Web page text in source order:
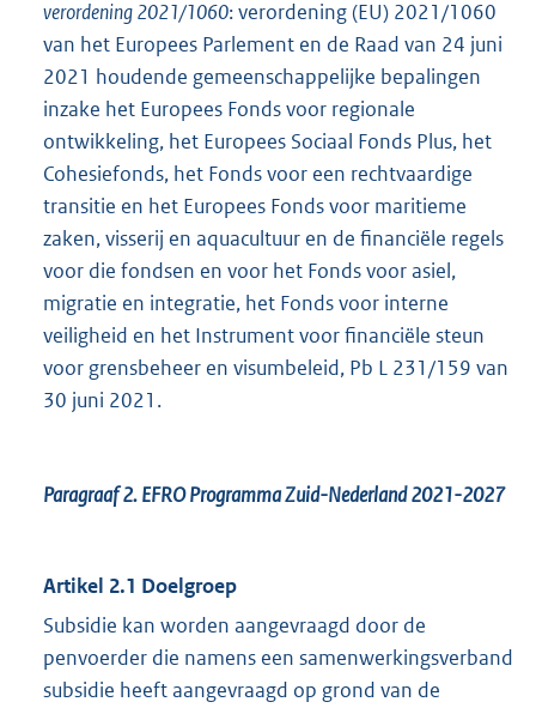
verordening 2021/1060: verordening (EU) 2021/1060
van het Europees Parlement en de Raad van 24 juni
2021 houdende gemeenschappelijke bepalingen
inzake het Europees Fonds voor regionale
ontwikkeling, het Europees Sociaal Fonds Plus, het
Cohesiefonds, het Fonds voor een rechtvaardige
transitie en het Europees Fonds voor maritieme
zaken, visserij en aquacultuur en de financiële regels
voor die fondsen en voor het Fonds voor asiel,
migratie en integratie, het Fonds voor interne
veiligheid en het Instrument voor financiële steun
voor grensbeheer en visumbeleid, Pb L 231/159 van
30 juni 2021.
Paragraaf 2.EFRO Programma Zuid-Nederland 2021-2027
Artikel 2.1 Doelgroep
Subsidie kan worden aangevraagd door de
penvoerder die namens een samenwerkingsverband
subsidie heeft aangevraagd op grond van de